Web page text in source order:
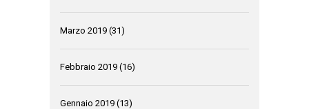
Marzo 2019 (31)
Febbraio 2019 (16)
Gennaio 2019 (13)